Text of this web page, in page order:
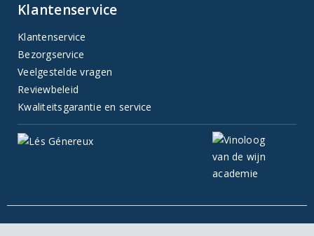
Klantenservice
Klantenservice
Bezorgservice
Veelgestelde vragen
Reviewbeleid
Kwaliteitsgarantie en service